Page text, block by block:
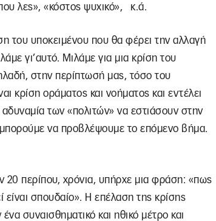
λες», «κόστος ψυχικό», κ.ά.
του υποκειμένου που θα φέρει την αλλαγή
γι’αυτό. Μιλάμε για μια κρίση του
στην περίπτωσή μας, τόσο του
κρίση οράματος και νοήματος και εντέλει
των «πολιτών» να εστιάσουν στην
μπορούμε να προβλέψουμε το επόμενο βήμα.
20 περίπου, χρόνια, υπήρχε μια φράση: «πως
σπουδαίο». Η επέλαση της κρίσης
συναισθηματικό και ηθικό μέτρο και